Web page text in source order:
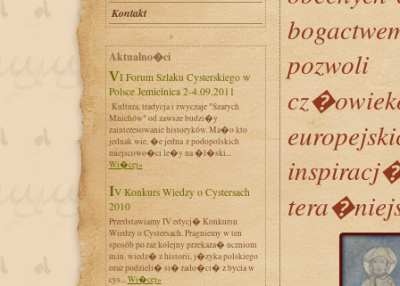
Kontakt
Aktualno�ci
VI Forum Szlaku Cysterskiego w
Polsce Jemielnica 2-4.09.2011
Kultura, tradycja i zwyczaje "Szarych
Mnichów" od zawsze budzi�y
zainteresowanie historyków. Ma�o kto
jednak wie, �e jedna z podopolskich
miejscowo�ci le�y na �l�ski...
Wi�cej»
IV Konkurs Wiedzy o Cystersach
2010
Przedstawiamy IV edycj� Konkursu
Wiedzy o Cystersach. Pragniemy w ten
sposób po raz kolejny przekaza� uczniom
m.in. wiedz� z historii, j�zyka polskiego
oraz podzieli� si� rado�ci� z bycia w
cys...Wi�cej»